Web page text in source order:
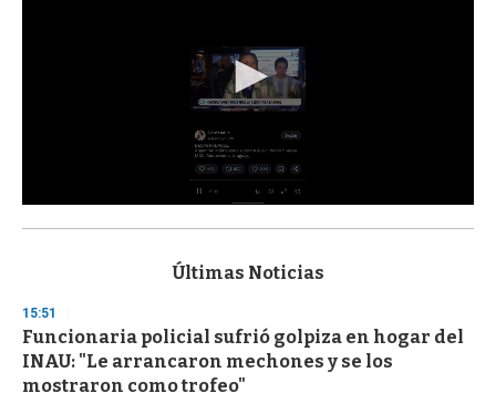
s
d
s
o
f
3
Últimas Noticias
15:51
Funcionaria policial sufrió golpiza en hogar del
INAU: "Le arrancaron mechones y se los
mostraron como trofeo"